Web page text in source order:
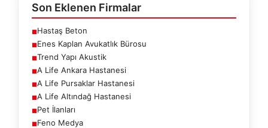
Son Eklenen Firmalar
■Hastaş Beton
■Enes Kaplan Avukatlık Bürosu
■Trend Yapı Akustik
■A Life Ankara Hastanesi
■A Life Pursaklar Hastanesi
■A Life Altındağ Hastanesi
■Pet İlanları
■Feno Medya